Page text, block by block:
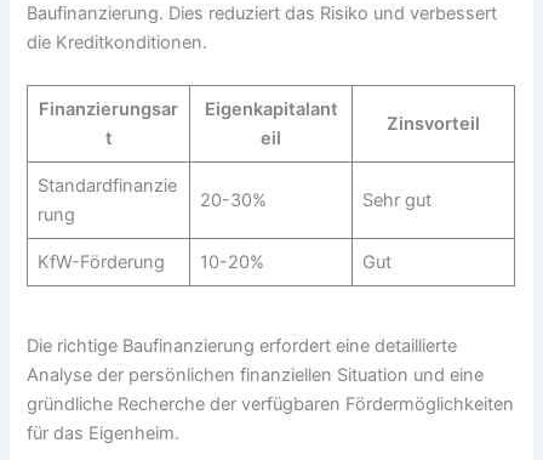
Baufinanzierung. Dies reduziert das Risiko und verbessert
die Kreditkonditionen.
Finanzierungsar
t
Eigenkapitalant
eil
Zinsvorteil
Standardfinanzie
rung
20-30% Sehr gut
KfW-Förderung 10-20% Gut
Die richtige Baufinanzierung erfordert eine detaillierte
Analyse der persönlichen finanziellen Situation und eine
gründliche Recherche der verfügbaren Fördermöglichkeiten
für das Eigenheim.